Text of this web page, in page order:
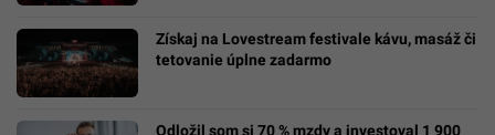
Získaj na Lovestream festivale kávu, masáž či
tetovanie úplne zadarmo
Odložil som si 70 % mzdy a investoval 1 900